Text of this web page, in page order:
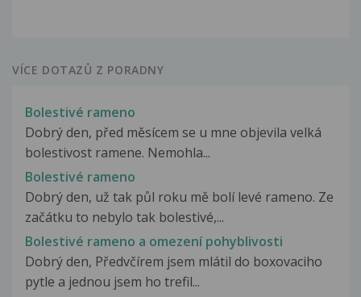
VÍCE DOTAZŮ Z PORADNY
Bolestivé rameno
Dobrý den, před měsícem se u mne objevila velká
bolestivost ramene. Nemohla...
Bolestivé rameno
Dobrý den, už tak půl roku mě bolí levé rameno. Ze
začátku to nebylo tak bolestivé,...
Bolestivé rameno a omezení pohyblivosti
Dobrý den, Předvčírem jsem mlátil do boxovaciho
pytle a jednou jsem ho trefil...